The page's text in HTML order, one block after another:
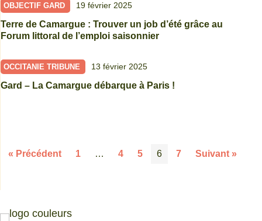
OBJECTIF GARD 19 février 2025
Terre de Camargue : Trouver un job d’été grâce au
Forum littoral de l’emploi saisonnier
OCCITANIE TRIBUNE 13 février 2025
Gard – La Camargue débarque à Paris !
« Précédent 1 … 4 5 6 7 Suivant »